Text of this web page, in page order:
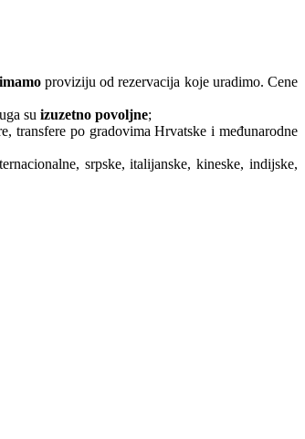
proviziju od rezervacija koje uradimo. Cene
su izuzetno povoljne;
transfere po gradovima Hrvatske i međunarodne
srpske, italijanske, kineske, indijske,